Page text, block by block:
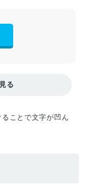
る
ことで文字が凹ん